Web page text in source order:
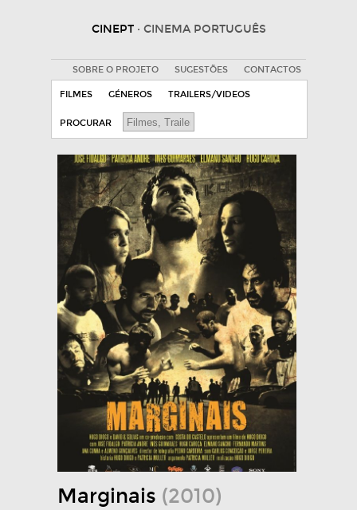
CINEPT · CINEMA PORTUGUÊS
SOBRE O PROJETO SUGESTÕES CONTACTOS
FILMES GÉNEROS TRAILERS/VIDEOS
PROCURAR
Marginais (2010)